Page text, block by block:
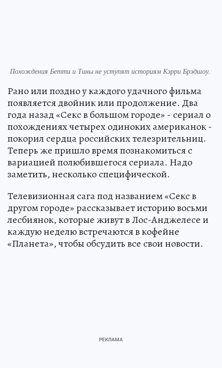
Похождения Бетти и Тины не уступят историям Кэрри Брэдшоу.
Рано или поздно у каждого удачного фильма
появляется двойник или продолжение. Два
года назад «Секс в большом городе» - cериал о
похождениях четырех одиноких американок -
покорил сердца российских телезрительниц.
Теперь же пришло время познакомиться с
вариацией полюбившегося сериала. Надо
заметить, несколько специфической.
Телевизионная сага под названием «Секс в
другом городе» рассказывает историю восьми
лесбиянок, которые живут в Лос-Анджелесе и
каждую неделю встречаются в кофейне
«Планета», чтобы обсудить все свои новости.